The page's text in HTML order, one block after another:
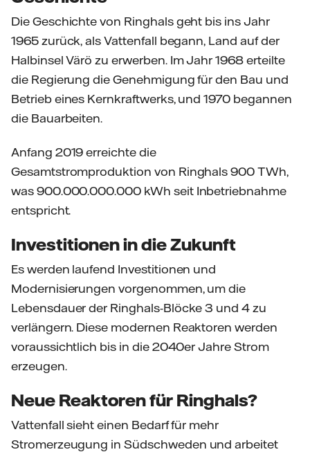
Die Geschichte von Ringhals geht bis ins Jahr
1965 zurück, als Vattenfall begann, Land auf der
Halbinsel Värö zu erwerben. Im Jahr 1968 erteilte
die Regierung die Genehmigung für den Bau und
Betrieb eines Kernkraftwerks, und 1970 begannen
die Bauarbeiten.
Anfang 2019 erreichte die
Gesamtstromproduktion von Ringhals 900 TWh,
was 900.000.000.000 kWh seit Inbetriebnahme
entspricht.
Investitionen in die Zukunft
Es werden laufend Investitionen und
Modernisierungen vorgenommen, um die
Lebensdauer der Ringhals-Blöcke 3 und 4 zu
verlängern. Diese modernen Reaktoren werden
voraussichtlich bis in die 2040er Jahre Strom
erzeugen.
Neue Reaktoren für Ringhals?
Vattenfall sieht einen Bedarf für mehr
Stromerzeugung in Südschweden und arbeitet